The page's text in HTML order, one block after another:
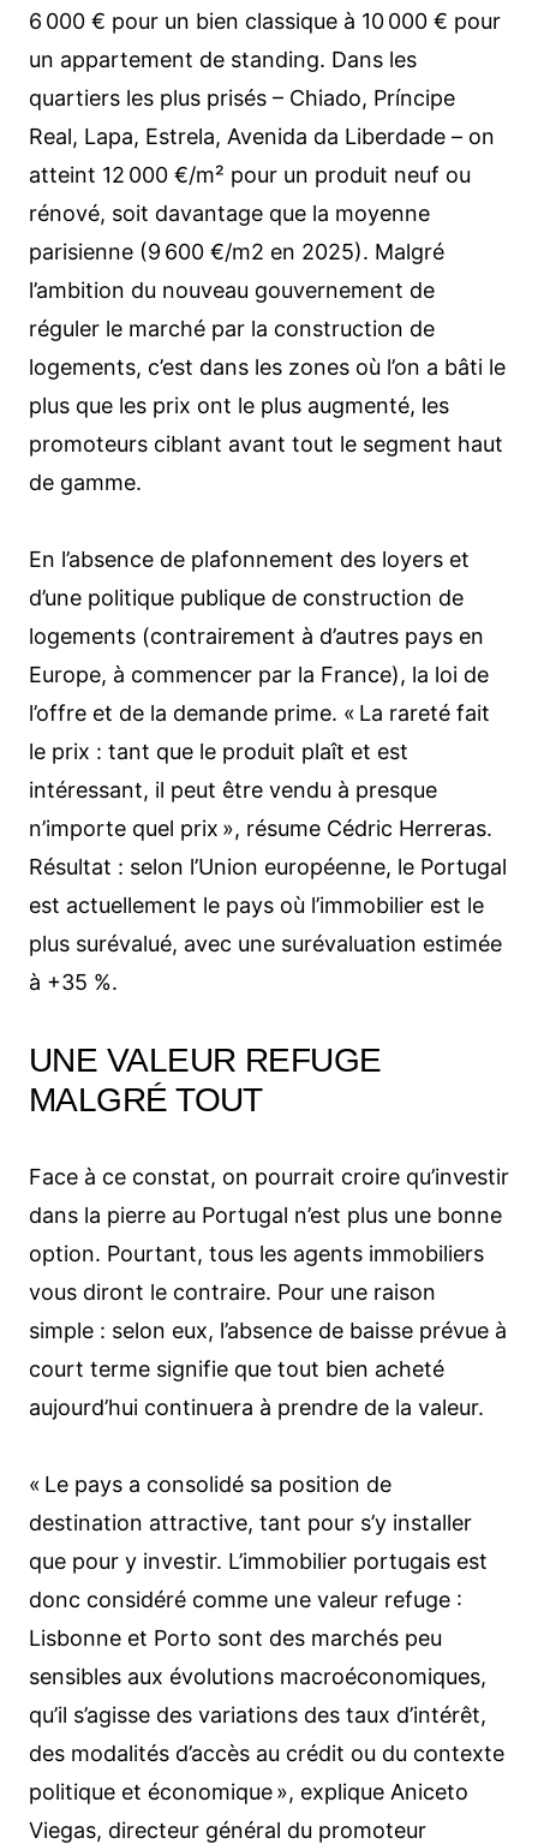
6 000 € pour un bien classique à 10 000 € pour
un appartement de standing. Dans les
quartiers les plus prisés – Chiado, Príncipe
Real, Lapa, Estrela, Avenida da Liberdade – on
atteint 12 000 €/m² pour un produit neuf ou
rénové, soit davantage que la moyenne
parisienne (9 600 €/m2 en 2025). Malgré
l’ambition du nouveau gouvernement de
réguler le marché par la construction de
logements, c’est dans les zones où l’on a bâti le
plus que les prix ont le plus augmenté, les
promoteurs ciblant avant tout le segment haut
de gamme.
En l’absence de plafonnement des loyers et
d’une politique publique de construction de
logements (contrairement à d’autres pays en
Europe, à commencer par la France), la loi de
l’offre et de la demande prime. « La rareté fait
le prix : tant que le produit plaît et est
intéressant, il peut être vendu à presque
n’importe quel prix », résume Cédric Herreras.
Résultat : selon l’Union européenne, le Portugal
est actuellement le pays où l’immobilier est le
plus surévalué, avec une surévaluation estimée
à +35 %.
UNE VALEUR REFUGE
MALGRÉ TOUT
Face à ce constat, on pourrait croire qu’investir
dans la pierre au Portugal n’est plus une bonne
option. Pourtant, tous les agents immobiliers
vous diront le contraire. Pour une raison
simple : selon eux, l’absence de baisse prévue à
court terme signifie que tout bien acheté
aujourd’hui continuera à prendre de la valeur.
« Le pays a consolidé sa position de
destination attractive, tant pour s’y installer
que pour y investir. L’immobilier portugais est
donc considéré comme une valeur refuge :
Lisbonne et Porto sont des marchés peu
sensibles aux évolutions macroéconomiques,
qu’il s’agisse des variations des taux d’intérêt,
des modalités d’accès au crédit ou du contexte
politique et économique », explique Aniceto
Viegas, directeur général du promoteur